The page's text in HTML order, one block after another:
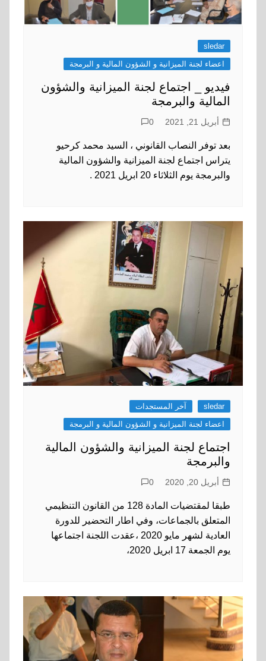
sledar
اعضاء لجنة الميزانية و الشؤون المالية و البرمجة
فيديو _ اجتماع لجنة الميزانية والشؤون
المالية والبرمجة
أبريل 21, 2021 0
بعد توفر النصاب القانوني ، السيد محمد كرحيو
يتراس اجتماع لجنة الميزانية والشؤون المالية
والبرمجة يوم الثلاثاء 20 ابريل 2021 .
sledar
آخر المستجدات
اعضاء لجنة الميزانية و الشؤون المالية و البرمجة
اجتماع لجنة الميزانية والشؤون المالية
والبرمجة
أبريل 20, 2020 0
طبقا لمقتضيات المادة 128 من القانون التنظيمي
المتعلق بالجماعات، وفي اطار التحضير للدورة
العادية لشهر مايو 2020 ،عقدت اللجنة اجتماعها
يوم الجمعة 17 ابريل 2020،